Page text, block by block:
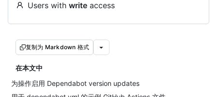
Users with write access
复制为 Markdown 格式
在本文中
为操作启用 Dependabot version updates